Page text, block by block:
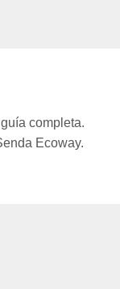
completa.
Ecoway.